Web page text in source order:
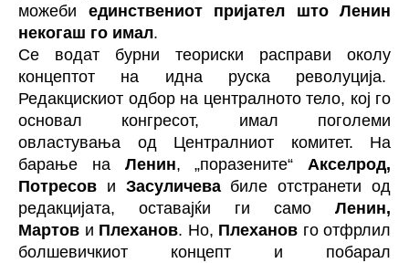
можеби
единствениот пријател што Ленин
некогаш го имал.
Се водат бурни теориски расправи околу
концептот на идна руска револуција.
Редакцискиот одбор на централното тело, кој го
основал конгресот, имал поголеми
овластувања од Централниот комитет. На
барање на
Ленин, „поразените“
Акселрод,
Потресов и Засуличева биле отстранети од
редакцијата, оставајќи ги само
Ленин,
Мартов и Плеханов. Но, Плеханов го отфрлил
болшевичкиот концепт и побарал